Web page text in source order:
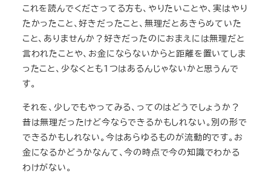
これを読んでくださってる方も、やりたいことや、実はやり
たかったこと、好きだったこと、無理だとあきらめていた
こと、ありませんか？好きだったのにおまえには無理だと
言われたことや、お金にならないからと距離を置いてしま
ったこと、少なくとも１つはあるんじゃないかと思うんで
す。
それを、少しでもやってみる、ってのはどうでしょうか？
昔は無理だったけど今ならできるかもしれない。別の形で
できるかもしれない。今はあらゆるものが流動的です。お
金になるかどうかなんて、今の時点で今の知識でわかる
わけがない。